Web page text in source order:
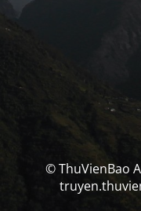
© ThuVienBao